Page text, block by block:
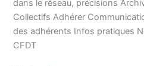
dans le réseau, précisions
Collectifs Adhérer
des adhérents Infos pratiques
CFDT